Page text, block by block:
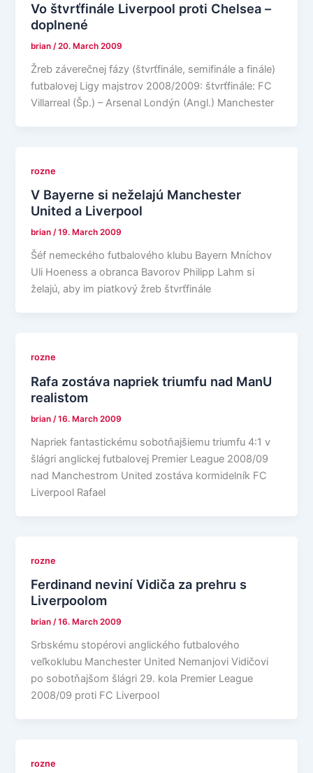
Vo štvrťfinále Liverpool proti Chelsea –
doplnené
brian/20. March 2009
Žreb záverečnej fázy (štvrťfinále, semifinále a finále)
futbalovej Ligy majstrov 2008/2009: štvrťfinále: FC
Villarreal (Šp.) – Arsenal Londýn (Angl.) Manchester
rozne
V Bayerne si neželajú Manchester
United a Liverpool
brian/19. March 2009
Šéf nemeckého futbalového klubu Bayern Mníchov
Uli Hoeness a obranca Bavorov Philipp Lahm si
želajú, aby im piatkový žreb štvrťfinále
rozne
Rafa zostáva napriek triumfu nad ManU
realistom
brian /16. March 2009
Napriek fantastickému sobotňajšiemu triumfu 4:1 v
šlágri anglickej futbalovej Premier League 2008/09
nad Manchestrom United zostáva kormidelník FC
Liverpool Rafael
rozne
Ferdinand neviní Vidiča za prehru s
Liverpoolom
brian/16. March 2009
Srbskému stopérovi anglického futbalového
veľkoklubu Manchester United Nemanjovi Vidičovi
po sobotňajšom šlágri 29. kola Premier League
2008/09 proti FC Liverpool
rozne